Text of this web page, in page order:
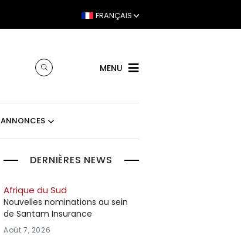
FRANÇAIS
MENU
ANNONCES
DERNIÈRES NEWS
Afrique du Sud
Nouvelles nominations au sein
de Santam Insurance
Août 7, 2026